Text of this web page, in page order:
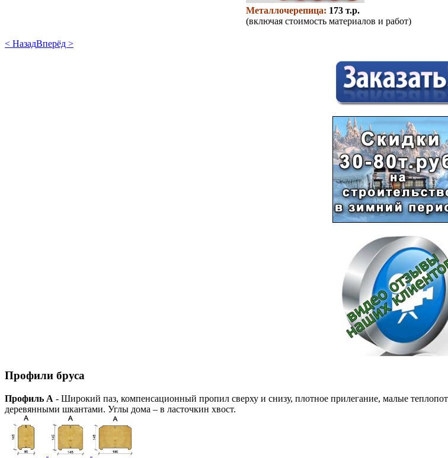
Металлочерепица: 173 т.р.
(включая стоимость материалов и работ)
< НазадВперёд >
Профили бруса
Профиль А - Широкий паз, компенсационный пропил сверху и снизу, плотное прилегание, малые
деревянными шкантами. Углы дома – в ласточкин хвост.